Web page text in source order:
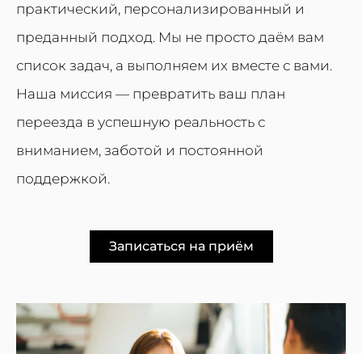
практический, персонализированный и
преданный подход. Мы не просто даём вам
список задач, а выполняем их вместе с вами.
Наша миссия — превратить ваш план
переезда в успешную реальность с
вниманием, заботой и постоянной
поддержкой.
Записаться на приём